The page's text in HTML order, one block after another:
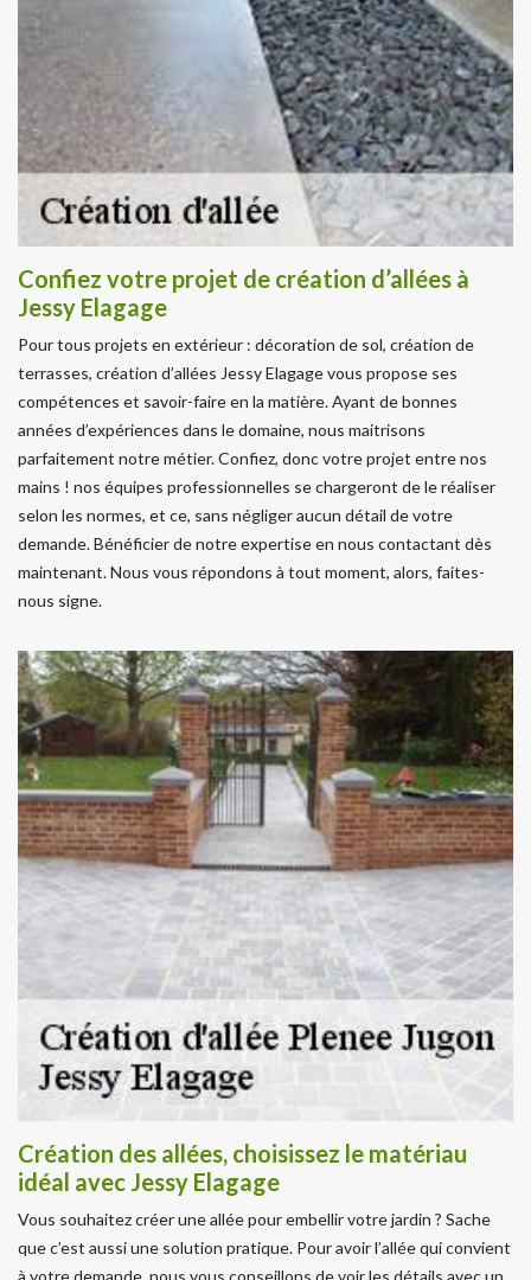
Confiez votre projet de création d’allées à
Jessy Elagage
Pour tous projets en extérieur : décoration de sol, création de
terrasses, création d’allées Jessy Elagage vous propose ses
compétences et savoir-faire en la matière. Ayant de bonnes
années d’expériences dans le domaine, nous maitrisons
parfaitement notre métier. Confiez, donc votre projet entre nos
mains ! nos équipes professionnelles se chargeront de le réaliser
selon les normes, et ce, sans négliger aucun détail de votre
demande. Bénéficier de notre expertise en nous contactant dès
maintenant. Nous vous répondons à tout moment, alors, faites-
nous signe.
Création des allées, choisissez le matériau
idéal avec Jessy Elagage
Vous souhaitez créer une allée pour embellir votre jardin ? Sache
que c’est aussi une solution pratique. Pour avoir l’allée qui convient
à votre demande, nous vous conseillons de voir les détails avec un